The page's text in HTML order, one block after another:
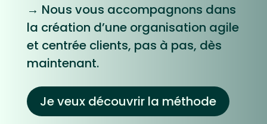
→ Nous vous accompagnons dans
la création d’une organisation agile
et centrée clients, pas à pas, dès
maintenant.
Je veux découvrir la méthode